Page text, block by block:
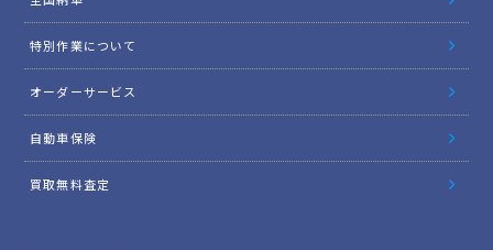
特別作業について
オーダーサービス
自動車保険
買取無料査定